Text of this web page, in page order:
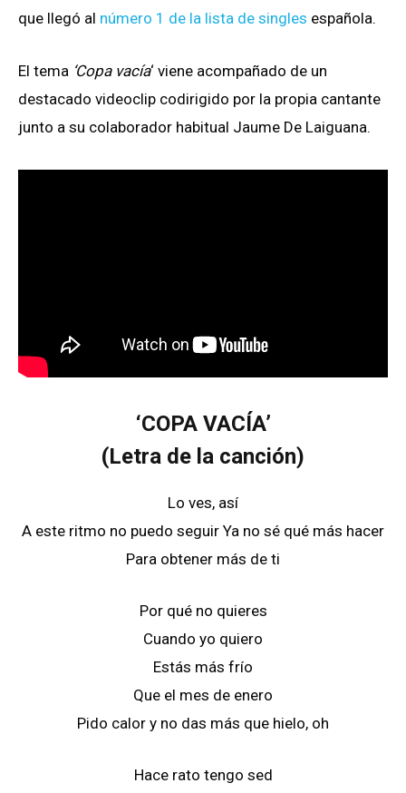
que llegó al número 1 de la lista de singles española.
El tema ‘Copa vacía‘ viene acompañado de un
destacado videoclip codirigido por la propia cantante
junto a su colaborador habitual Jaume De Laiguana.
‘COPA VACÍA’
(Letra de la canción)
Lo ves, así
A este ritmo no puedo seguir Ya no sé qué más hacer
Para obtener más de ti
Por qué no quieres
Cuando yo quiero
Estás más frío
Que el mes de enero
Pido calor y no das más que hielo, oh
Hace rato tengo sed